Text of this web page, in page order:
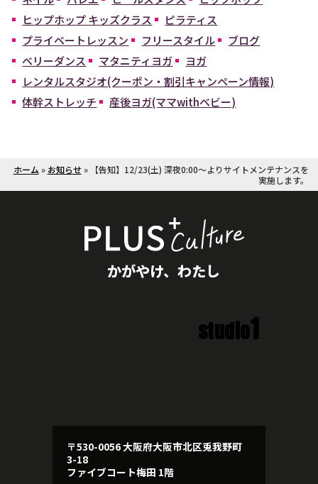
ヒップホップ キッズクラス
ピラティス
プライベートレッスン
フリースタイル
ブログ
ベリーダンス
マタニティヨガ
ヨガ
レンタルスタジオ(クーポン・割引キャンペーン情報)
体幹ストレッチ
産後ヨガ(ママwithベビー)
ホーム » お知らせ»
【告知】12/23(土) 深夜0:00〜よりサイトメンテナンスを
実施します。
かがやけ、わたし
studio1
〒530-0056 大阪府大阪市北区兎我野町
3-18
ファイブコート梅田 1階